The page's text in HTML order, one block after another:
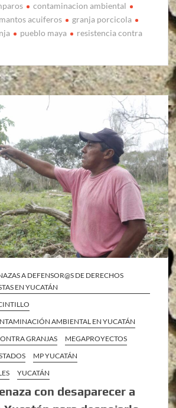
contaminacion ambiental
acuiferos
granja porcicola
pueblo maya
resistencia contra
A DEFENSOR@S DE DERECHOS
EN YUCATÁN
AMBIENTAL EN YUCATÁN
GRANJAS
MEGAPROYECTOS
MP YUCATÁN
YUCATÁN
con desaparecer a